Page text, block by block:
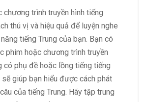
chương trình truyền hình tiếng
thú vị và hiệu quả để luyện nghe
tiếng Trung của bạn. Bạn có
phim hoặc chương trình truyền
có phụ đề hoặc lồng tiếng tiếng
sẽ giúp bạn hiểu được cách phát
của tiếng Trung. Hãy tập trung